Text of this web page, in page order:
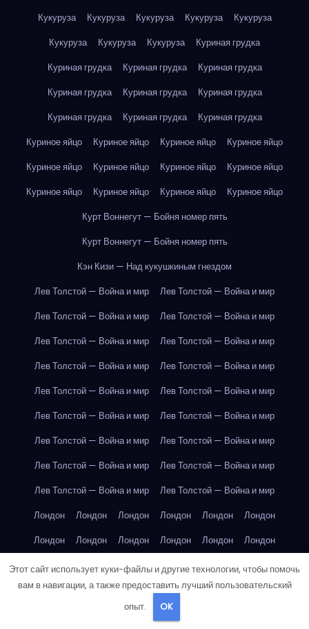
Кукуруза
Кукуруза Кукуруза Кукуруза
Кукуруза
Кукуруза
Кукуруза Кукуруза
Куриная грудка
Куриная грудка
Куриная грудка
Куриная грудка
Куриная грудка
Куриная грудка
Куриная грудка
Куриная грудка
Куриная грудка
Куриная грудка
Куриное яйцо
Куриное яйцо Куриное яйцо
Куриное яйцо
Куриное яйцо
Куриное яйцо Куриное яйцо
Куриное яйцо
Куриное яйцо
Куриное яйцо Куриное яйцо
Куриное яйцо
Курт Воннегут — Бойня номер пять
Курт Воннегут — Бойня номер пять
Кэн Кизи — Над кукушкиным гнездом
Лев Толстой — Война и мир
Лев Толстой — Война и мир
Лев Толстой — Война и мир
Лев Толстой — Война и мир
Лев Толстой — Война и мир
Лев Толстой — Война и мир
Лев Толстой — Война и мир
Лев Толстой — Война и мир
Лев Толстой — Война и мир
Лев Толстой — Война и мир
Лев Толстой — Война и мир
Лев Толстой — Война и мир
Лев Толстой — Война и мир
Лев Толстой — Война и мир
Лев Толстой — Война и мир
Лев Толстой — Война и мир
Лев Толстой — Война и мир
Лев Толстой — Война и мир
Лондон
Лондон Лондон Лондон Лондон
Лондон
Лондон
Лондон Лондон Лондон Лондон
Лондон
Лондон
Лондон Лондон Лондон Лондон
Лондон
Лондон
Лондон Лондон Лондон
Лос-Анджелес
Этот сайт использует куки-файлы и другие технологии, чтобы помочь
вам в навигации, а также предоставить лучший пользовательский
опыт.
OK